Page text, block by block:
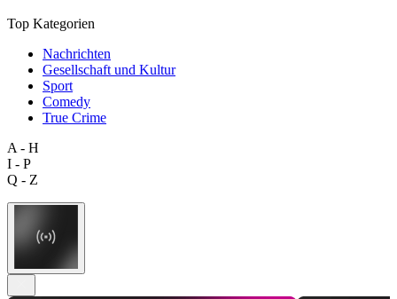
Top Kategorien
Nachrichten
Gesellschaft und Kultur
Sport
Comedy
True Crime
A - H
I - P
Q - Z